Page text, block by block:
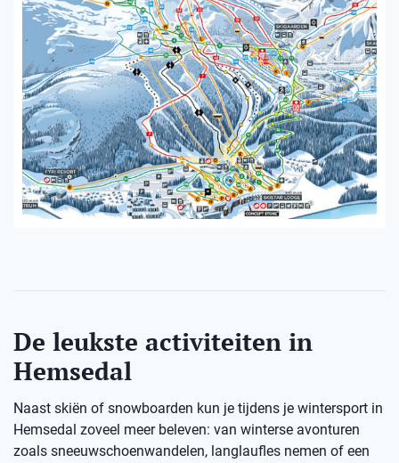
De leukste activiteiten in
Hemsedal
Naast skiën of snowboarden kun je tijdens je wintersport in
Hemsedal zoveel meer beleven: van winterse avonturen
zoals sneeuwschoenwandelen, langlaufles nemen of een